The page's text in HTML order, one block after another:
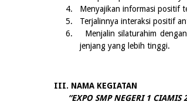
4.
Menyajikan informasi positif
5.
Terjalinnya interaksi positif
6.
Menjalin silaturahim
jenjang yang lebih tinggi.
III. NAMA KEGIATAN
“EXPO SMP NEGERI 1 CIAMIS